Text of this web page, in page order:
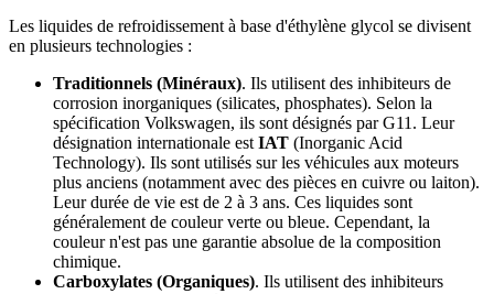
Les liquides de refroidissement à base d'éthylène glycol se divisent
en plusieurs technologies :
Traditionnels (Minéraux). Ils utilisent des inhibiteurs de
corrosion inorganiques (silicates, phosphates). Selon la
spécification Volkswagen, ils sont désignés par G11. Leur
désignation internationale est IAT (Inorganic Acid
Technology). Ils sont utilisés sur les véhicules aux moteurs
plus anciens (notamment avec des pièces en cuivre ou laiton).
Leur durée de vie est de 2 à 3 ans. Ces liquides sont
généralement de couleur verte ou bleue. Cependant, la
couleur n'est pas une garantie absolue de la composition
chimique.
Carboxylates (Organiques). Ils utilisent des inhibiteurs